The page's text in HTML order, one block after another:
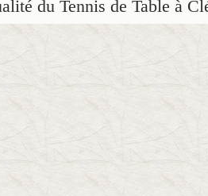
du Tennis de Table à